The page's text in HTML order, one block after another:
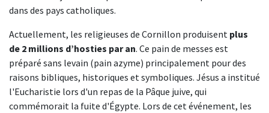
dans des pays catholiques.
Actuellement, les religieuses de Cornillon produisent plus
de 2 millions d’hosties par an. Ce pain de messes est
préparé sans levain (pain azyme) principalement pour des
raisons bibliques, historiques et symboliques. Jésus a institué
l'Eucharistie lors d'un repas de la Pâque juive, qui
commémorait la fuite d'Égypte. Lors de cet événement, les